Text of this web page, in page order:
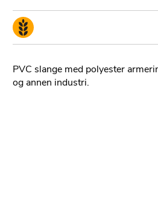
PVC slange med polyester
og annen industri.